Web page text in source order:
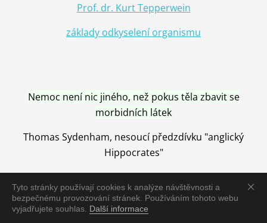
Tyto stránky používají cookies k analýze návštěvnosti a
bezpečnému provozování stránek. Používáním tohoto webu
vyjadřujete souhlas. Další informace
Prof. dr. Kurt Tepperwein
základy odkyselení organismu
Nemoc není nic jiného, než pokus těla zbavit se
morbidních látek
Thomas Sydenham, nesoucí předzdívku "anglický
Hippocrates"
Nemoc je vyléčena jen pomocí Přírody, neutralizací a